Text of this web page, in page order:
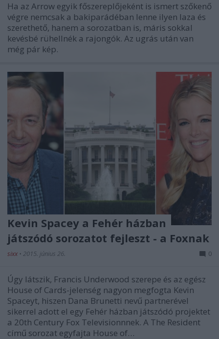
Ha az Arrow egyik főszereplőjeként is ismert szőkenő
végre nemcsak a bakiparádéban lenne ilyen laza és
szerethető, hanem a sorozatban is, máris sokkal
kevésbé rühellnék a rajongók. Az ugrás után van
még pár kép.
Kevin Spacey a Fehér házban
játszódó sorozatot fejleszt - a Foxnak
sixx • 2015. június 26. 0
Úgy látszik, Francis Underwood szerepe és az egész
House of Cards-jelenség nagyon megfogta Kevin
Spaceyt, hiszen Dana Brunetti nevű partnerével
sikerrel adott el egy Fehér házban játszódó projektet
a 20th Century Fox Televisionnnek. A The Resident
című sorozat egyfajta House of…